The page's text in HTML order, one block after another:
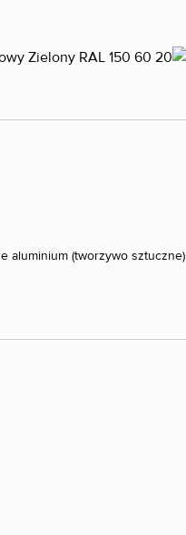
(tworzywo